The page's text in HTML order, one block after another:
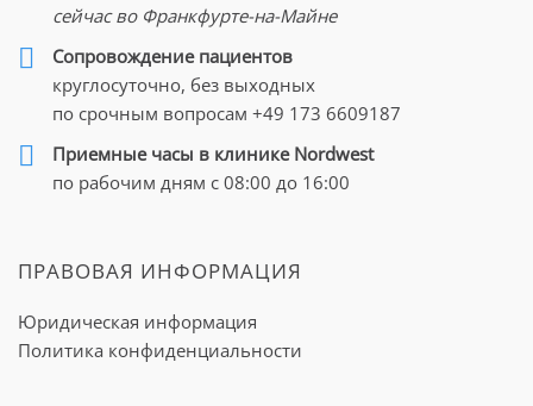
сейчас во Франкфурте-на-Майне
Cопровождение пациентов
круглосуточно, без выходных
по срочным вопросам +49 173 6609187
Приемные часы в клинике Nordwest
по рабочим дням с 08:00 до 16:00
ПРАВОВАЯ ИНФОРМАЦИЯ
Юридическая информация
Политика конфиденциальности